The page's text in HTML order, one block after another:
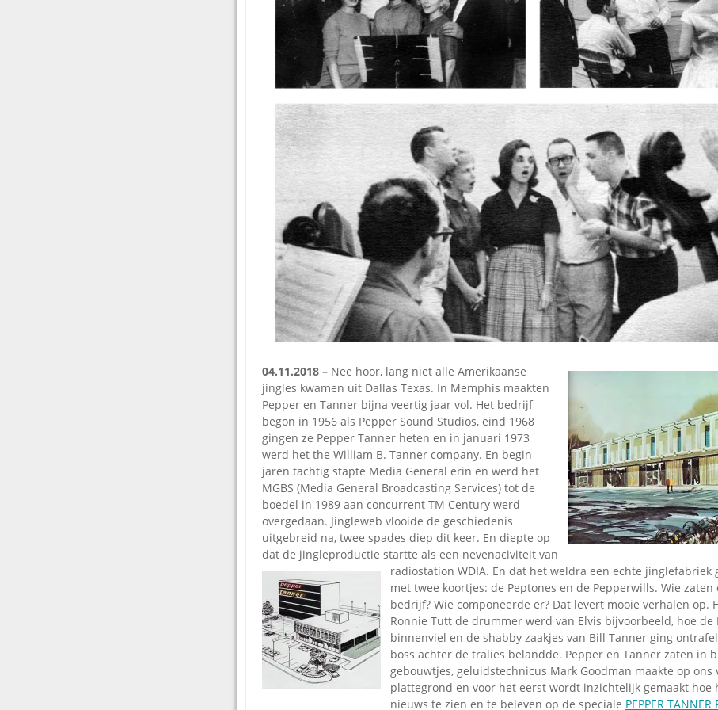
Omroepbanden
Stoomfluit Klaas
Vaak
Uitvinding
jinglecassette
04.11.2018 – Nee hoor, lang niet alle Amerikaanse
jingles kwamen uit Dallas Texas. In Memphis maakten
Pepper en Tanner bijna veertig jaar vol. Het bedrijf
begon in 1956 als Pepper Sound Studios, eind 1968
gingen ze Pepper Tanner heten en in januari 1973
werd het the William B. Tanner company. En begin
jaren tachtig stapte Media General erin en werd het
MGBS (Media General Broadcasting Services) tot de
boedel in 1989 aan concurrent TM Century werd
overgedaan. Jingleweb vlooide de geschiedenis
uitgebreid na, twee spades diep dit keer. En diepte op
dat de jingleproductie startte als een nevenaciviteit van
radiostation WDIA. En dat het weldra een echte jinglefabriek
met twee koortjes: de Peptones en de Pepperwills. Wie
bedrijf? Wie componeerde er? Dat levert mooie verhalen op.
Ronnie Tutt de drummer werd van Elvis bijvoorbeeld, hoe de
binnenviel en de shabby zaakjes van Bill Tanner ging
boss achter de tralies belandde. Pepper en Tanner zaten in
gebouwtjes, geluidstechnicus Mark Goodman maakte op ons
plattegrond en voor het eerst wordt inzichtelijk gemaakt hoe
nieuws te zien en te beleven op de speciale PEPPER TANNER